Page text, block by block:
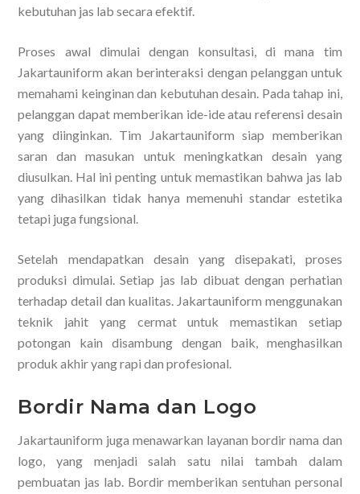
kebutuhan jas lab secara efektif.
Proses awal dimulai dengan konsultasi, di mana tim
Jakartauniform akan berinteraksi dengan pelanggan untuk
memahami keinginan dan kebutuhan desain. Pada tahap ini,
pelanggan dapat memberikan ide-ide atau referensi desain
yang diinginkan. Tim Jakartauniform siap memberikan
saran dan masukan untuk meningkatkan desain yang
diusulkan. Hal ini penting untuk memastikan bahwa jas lab
yang dihasilkan tidak hanya memenuhi standar estetika
tetapi juga fungsional.
Setelah mendapatkan desain yang disepakati, proses
produksi dimulai. Setiap jas lab dibuat dengan perhatian
terhadap detail dan kualitas. Jakartauniform menggunakan
teknik jahit yang cermat untuk memastikan setiap
potongan kain disambung dengan baik, menghasilkan
produk akhir yang rapi dan profesional.
Bordir Nama dan Logo
Jakartauniform juga menawarkan layanan bordir nama dan
logo, yang menjadi salah satu nilai tambah dalam
pembuatan jas lab. Bordir memberikan sentuhan personal